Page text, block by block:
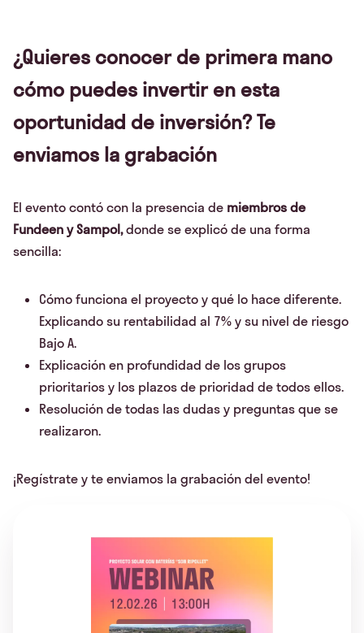
¿Quieres conocer de primera mano
cómo puedes invertir en esta
oportunidad de inversión? Te
enviamos la grabación
El evento contó con la presencia de miembros de
Fundeen y Sampol,donde se explicó de una forma
sencilla:
Cómo funciona el proyecto y qué lo hace diferente.
Explicando su rentabilidad al 7% y su nivel de riesgo
Bajo A.
Explicación en profundidad de los grupos
prioritarios y los plazos de prioridad de todos ellos.
Resolución de todas las dudas y preguntas que se
realizaron.
¡Regístrate y te enviamos la grabación del evento!